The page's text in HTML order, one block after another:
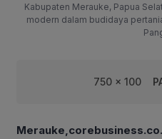
Kabupaten Merauke, Papua
modern dalam budidaya
750 x 100